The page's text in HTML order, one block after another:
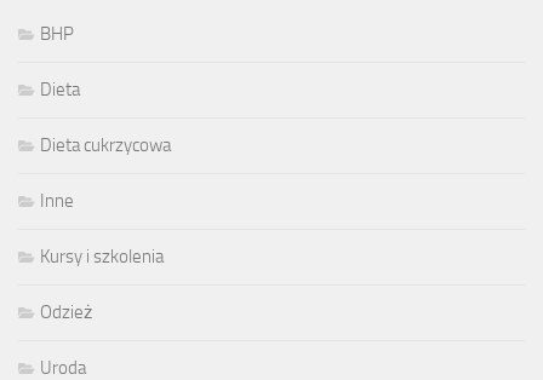
BHP
Dieta
Dieta cukrzycowa
Inne
Kursy i szkolenia
Odzież
Uroda